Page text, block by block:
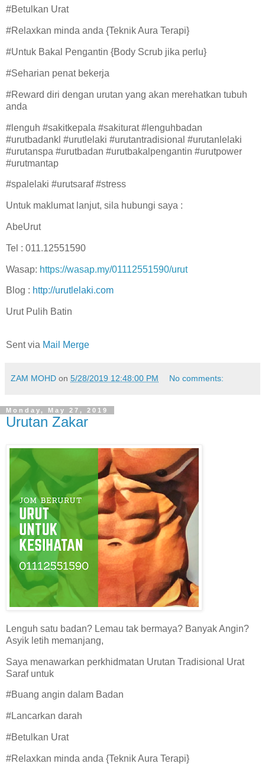
#Betulkan Urat
#Relaxkan minda anda {Teknik Aura Terapi}
#Untuk Bakal Pengantin {Body Scrub jika perlu}
#Seharian penat bekerja
#Reward diri dengan urutan yang akan merehatkan tubuh
anda
#lenguh #sakitkepala #sakiturat #lenguhbadan
#urutbadankl #urutlelaki #urutantradisional #urutanlelaki
#urutanspa #urutbadan #urutbakalpengantin #urutpower
#urutmantap
#spalelaki #urutsaraf #stress
Untuk maklumat lanjut, sila hubungi saya :
AbeUrut
Tel : 011.12551590
Wasap: https://wasap.my/01112551590/urut
Blog : http://urutlelaki.com
Urut Pulih Batin
Sent via Mail Merge
ZAM MOHD on 5/28/2019 12:48:00 PM No comments:
Monday, May 27, 2019
Urutan Zakar
Lenguh satu badan? Lemau tak bermaya? Banyak Angin?
Asyik letih memanjang,
Saya menawarkan perkhidmatan Urutan Tradisional Urat
Saraf untuk
#Buang angin dalam Badan
#Lancarkan darah
#Betulkan Urat
#Relaxkan minda anda {Teknik Aura Terapi}